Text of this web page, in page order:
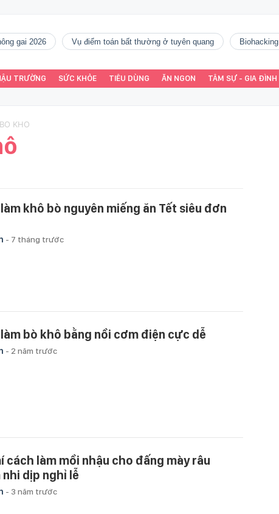
gai 2026 vụ điểm toán bất thường ở tuyên quang Biohacking
TRƯỜNG SỨC KHỎE TIÊU DÙNG ĂN NGON TÂM SỰ - GIA ĐÌNH
KHO
khô bò nguyên miếng ăn Tết siêu đơn
- 7 tháng trước
bò khô bằng nồi cơm điện cực dễ
- 2 năm trước
cách làm mồi nhậu cho đấng mày râu
nhi dịp nghỉ lễ
- 3 năm trước